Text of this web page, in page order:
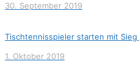
30. September 2019
Tischtennisspieler starten mit
1. Oktober 2019